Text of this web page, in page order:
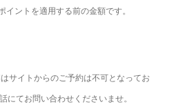
ントを適用する前の金額です。
サイトからのご予約は不可となってお
にてお問い合わせくださいませ。